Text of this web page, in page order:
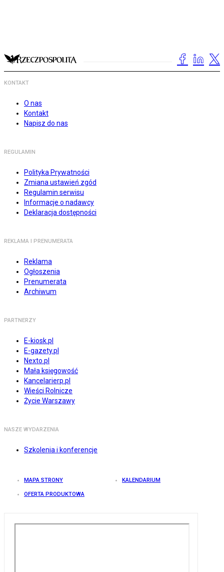
KONTAKT
O nas
Kontakt
Napisz do nas
REGULAMIN
Polityka Prywatności
Zmiana ustawień zgód
Regulamin serwisu
Informacje o nadawcy
Deklaracja dostępności
REKLAMA I PRENUMERATA
Reklama
Ogłoszenia
Prenumerata
Archiwum
PARTNERZY
E-kiosk.pl
E-gazety.pl
Nexto.pl
Mała księgowość
Kancelarierp.pl
Wieści Rolnicze
Życie Warszawy
NASZE WYDARZENIA
Szkolenia i konferencje
MAPA STRONY KALENDARIUM
OFERTA PRODUKTOWA